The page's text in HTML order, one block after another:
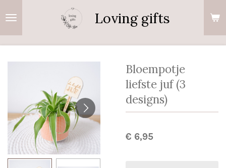
Loving gifts
Bloempotje
liefste juf (3
designs)
€ 6,95